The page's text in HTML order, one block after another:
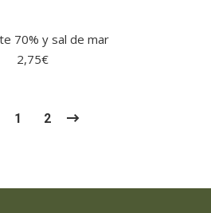
70% y sal de mar
2,75€
1 2